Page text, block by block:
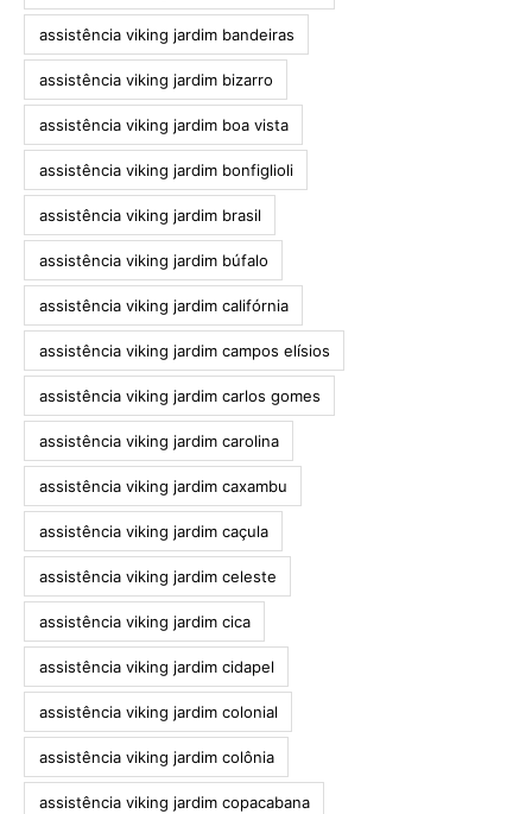
assistência viking jardim bandeiras
assistência viking jardim bizarro
assistência viking jardim boa vista
assistência viking jardim bonfiglioli
assistência viking jardim brasil
assistência viking jardim búfalo
assistência viking jardim califórnia
assistência viking jardim campos elísios
assistência viking jardim carlos gomes
assistência viking jardim carolina
assistência viking jardim caxambu
assistência viking jardim caçula
assistência viking jardim celeste
assistência viking jardim cica
assistência viking jardim cidapel
assistência viking jardim colonial
assistência viking jardim colônia
assistência viking jardim copacabana